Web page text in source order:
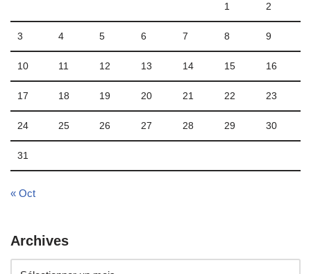
1 2
3 4 5 6 7 8 9
10 11 12 13 14 15 16
17 18 19 20 21 22 23
24 25 26 27 28 29 30
31
« Oct
Archives